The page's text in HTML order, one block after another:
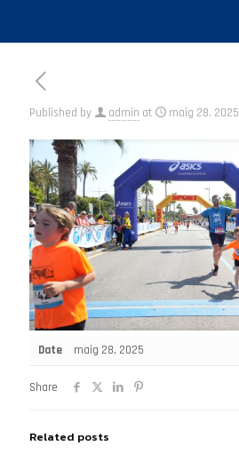
Published by admin at maig 28, 2025
Date maig 28, 2025
Share
Related posts